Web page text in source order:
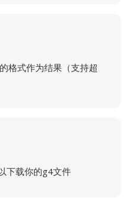
格式作为结果（支持超
下载你的g4文件